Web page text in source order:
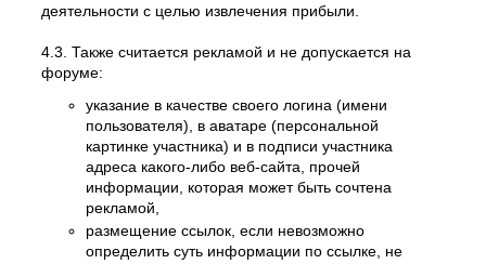
деятельности с целью извлечения прибыли.
4.3. Также считается рекламой и не допускается на
форуме:
указание в качестве своего логина (имени
пользователя), в аватаре (персональной
картинке участника) и в подписи участника
адреса какого-либо веб-сайта, прочей
информации, которая может быть сочтена
рекламой,
размещение ссылок, если невозможно
определить суть информации по ссылке, не